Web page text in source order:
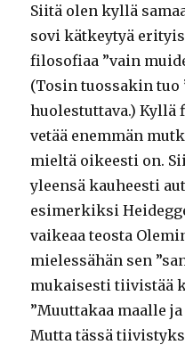
Siitä olen kyllä
sovi kätkeytyä
filosofiaa ”vain
(Tosin tuossakin tuo
huolestuttava.)
vetää enemmän
mieltä oikeesti on.
yleensä kauheesti
esimerkiksi
vaikeaa teosta
mielessähän sen
mukaisesti tiivistää
”Muuttakaa maalle
Mutta tässä